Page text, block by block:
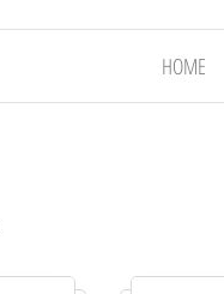
HOME